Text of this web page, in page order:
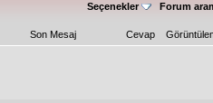
Seçenekler Forum
Son Mesaj Cevap